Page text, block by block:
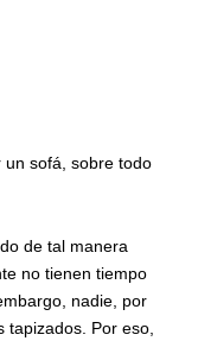
un sofá, sobre todo
de tal manera
no tienen tiempo
nadie, por
Por eso,